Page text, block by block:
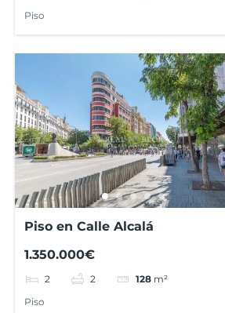
Piso
Piso en Calle Alcalá
1.350.000€
2 2 128 m²
Piso